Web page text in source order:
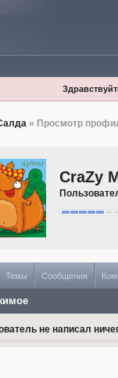
» Просмотр
CraZy
Темы Сообщения
не написал